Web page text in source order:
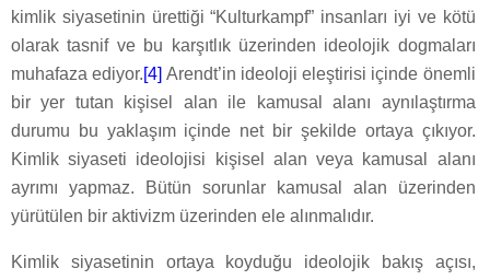
kimlik siyasetinin ürettiği “Kulturkampf” insanları iyi ve kötü
olarak tasnif ve bu karşıtlık üzerinden ideolojik dogmaları
muhafaza ediyor.[4] Arendt’in ideoloji eleştirisi içinde önemli
bir yer tutan kişisel alan ile kamusal alanı aynılaştırma
durumu bu yaklaşım içinde net bir şekilde ortaya çıkıyor.
Kimlik siyaseti ideolojisi kişisel alan veya kamusal alanı
ayrımı yapmaz. Bütün sorunlar kamusal alan üzerinden
yürütülen bir aktivizm üzerinden ele alınmalıdır.
Kimlik siyasetinin ortaya koyduğu ideolojik bakış açısı,